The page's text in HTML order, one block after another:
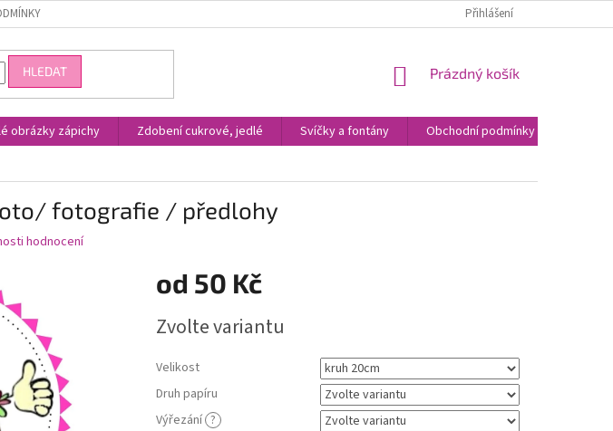
Přihlášení
HLEDAT
NÁKUPNÍ
Prázdný košík
obrázky zápichy Zdobení cukrové, jedlé Svíčky a fontány Obchodní podmínky
fotografie / předlohy
hodnocení
od 50 Kč
cena:
Zvolte variantu
Velikost
Druh papíru
Výřezání ?